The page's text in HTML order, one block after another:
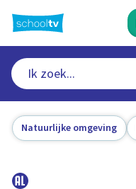
naar
hoofdinhoud
Natuurlijke omgeving